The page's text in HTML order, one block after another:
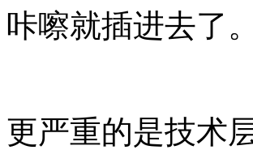
咔嚓就插进去了
更严重的是技术